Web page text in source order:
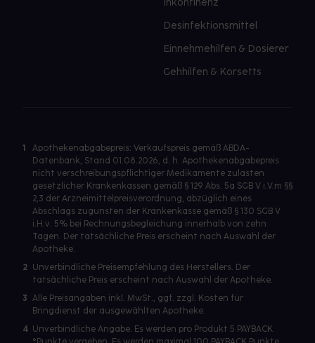
Inkontinenz
Desinfektionsmittel
Einnehmehilfen & Dosierer
Gehhilfen & Korsetts
1
Apothekenabgabepreis: Verkaufspreis gemäß ABDA-
Datenbank, Stand 01.08.2026, d. h. Apothekenabgabepreis
nicht verschreibungspflichtiger Medikamente zulasten
gesetzlicher Krankenkassen gemäß § 129 Abs. 5a SGB V i.V.m §§
2,3 der Arzneimittelpreisverordnung, abzüglich eines
Abschlags zugunsten der Krankenkasse gemäß § 130 SGB V
i.H.v. 5% bei Rechnungsbegleichung innerhalb von zehn
Tagen. Der tatsächliche Preis erscheint nach Auswahl der
Apotheke.
2 Unverbindliche Preisempfehlung des Herstellers. Der
tatsächliche Preis erscheint nach Auswahl der Apotheke.
3 Alle Preisangaben inkl. MwSt., ggf. zzgl. Kosten für
Bringdienst der ausgewählten Apotheke.
4 Unverbindliche Angabe. Es werden pro Produkt 5 PAYBACK